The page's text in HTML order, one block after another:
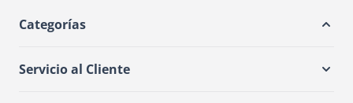
Categorías
Servicio al Cliente